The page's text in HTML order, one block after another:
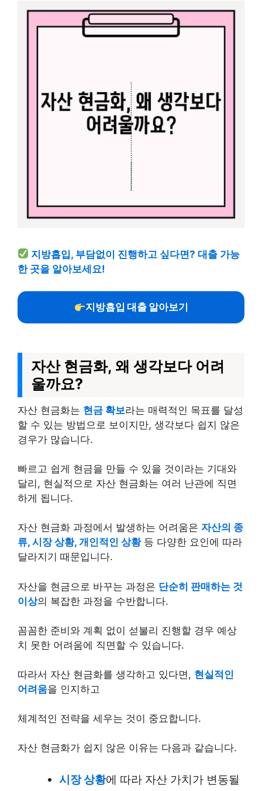
지방흡입, 부담없이 진행하고 싶다면? 대출 가능
한 곳을 알아보세요!
지방흡입 대출 알아보기
자산 현금화, 왜 생각보다 어려
울까요?
자산 현금화는 현금 확보라는 매력적인 목표를 달성
할 수 있는 방법으로 보이지만, 생각보다 쉽지 않은
경우가 많습니다.
빠르고 쉽게 현금을 만들 수 있을 것이라는 기대와
달리, 현실적으로 자산 현금화는 여러 난관에 직면
하게 됩니다.
자산 현금화 과정에서 발생하는 어려움은 자산의 종
류, 시장 상황, 개인적인 상황등 다양한 요인에 따라
달라지기 때문입니다.
자산을 현금으로 바꾸는 과정은 단순히 판매하는 것
이상의 복잡한 과정을 수반합니다.
꼼꼼한 준비와 계획 없이 섣불리 진행할 경우 예상
치 못한 어려움에 직면할 수 있습니다.
따라서 자산 현금화를 생각하고 있다면, 현실적인
어려움을 인지하고
체계적인 전략을 세우는 것이 중요합니다.
자산 현금화가 쉽지 않은 이유는 다음과 같습니다.
시장 상황에 따라 자산 가치가 변동될